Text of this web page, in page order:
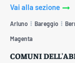
Vai alla sezione
Arluno Bareggio
Magenta
COMUNI